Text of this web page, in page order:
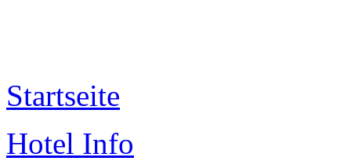
Startseite
Hotel Info